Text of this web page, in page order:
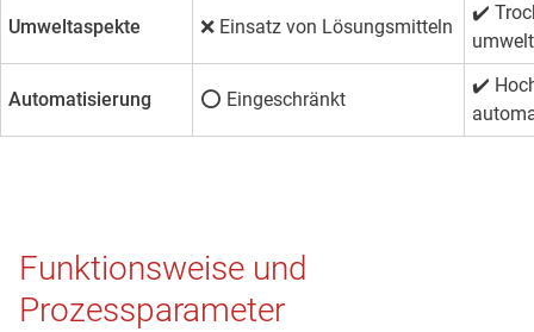
Umweltaspekte ❌ Einsatz von Lösungsmitteln
✔️
Automatisierung ⭕ Eingeschränkt
✔️
Funktionsweise und
Prozessparameter